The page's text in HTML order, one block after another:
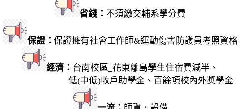
恭賀本系日大一(台南校區)陳嘉淳同學榮獲
108全國大專運動會柔道比賽(公開組)銀牌
恭賀本系日大四(台南校區)王昱儒同學錄取國
立中正大學社會福利學系碩士班
省錢： 不須繳交輔系學分費
保證： 保證擁有社會工作師&運動傷害防護員考照資格
經濟： 台南校區_花東離島學生住宿費減半、
低(中低)收戶助學金、百餘項校內外獎學金